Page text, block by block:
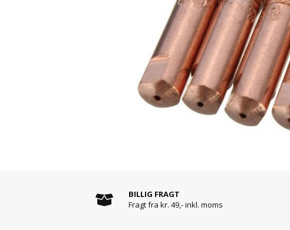
BILLIG FRAGT
Fragt fra kr. 49,- inkl. moms